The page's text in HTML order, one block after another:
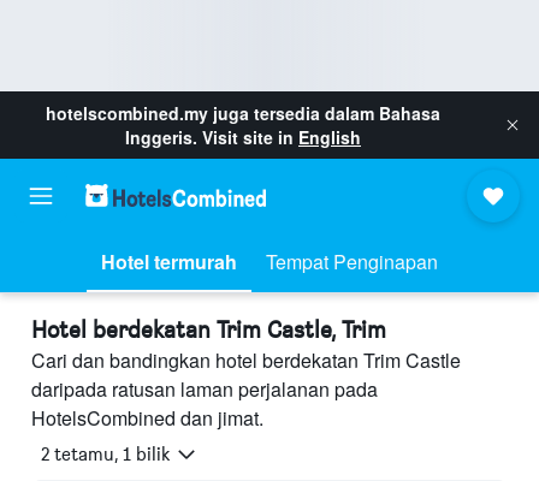
hotelscombined.my juga tersedia dalam Bahasa
Inggeris. Visit site in English
Hotel termurah Tempat Penginapan
Hotel berdekatan Trim Castle, Trim
Cari dan bandingkan hotel berdekatan Trim Castle
daripada ratusan laman perjalanan pada
HotelsCombined dan jimat.
2 tetamu, 1 bilik